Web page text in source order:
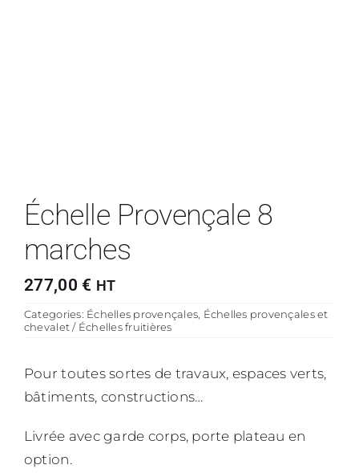
Échelle Provençale 8
marches
277,00 € HT
Categories: Échelles provençales Échelles provençales et
chevalet / Échelles fruitières
Pour toutes sortes de travaux, espaces verts,
bâtiments, constructions…
Livrée avec garde corps, porte plateau en
option.